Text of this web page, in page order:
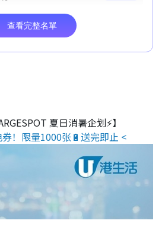
夏日消暑企划⚡】
！限量1000张🔋送完即止 <